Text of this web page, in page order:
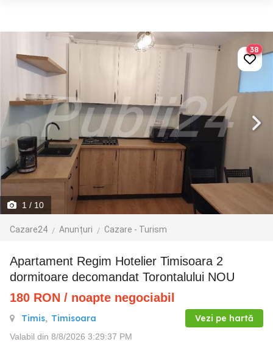
1 / 10
Cazare24 Anunțuri Cazare - Turism
38
Apartament Regim Hotelier Timisoara 2
dormitoare decomandat Torontalului NOU
180 RON / noapte negociabil
Timis, Timisoara Vezi pe hartă
Valabil din 8/8/2026 3:29:37 PM